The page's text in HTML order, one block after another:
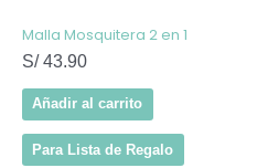
Malla Mosquitera 2 en 1
S/43.90
Añadir al carrito
Para Lista de Regalo